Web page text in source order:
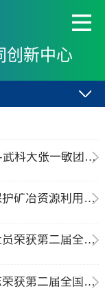
创新中心
湖北日报：挺进“无人区” 开辟“钒蓝海”-武科大张一敏团队攻克钒提取和应用难题
国家生态环境部：关于同意国家环境保护矿冶资源利用与污染控制重点实验室通过验收的函
九三学社湖北省委员会：湖北省两名社员荣获第二届全国创新争先奖
中国金属学会：我会推荐的张一敏同志荣获第二届全国创新争先奖状